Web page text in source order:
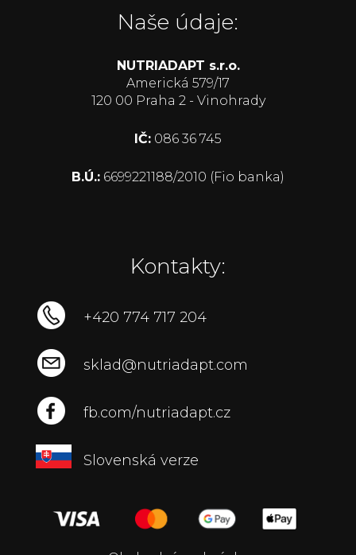
Naše údaje:
NUTRIADAPT s.r.o.
Americká 579/17
120 00 Praha 2 - Vinohrady
IČ: 086 36 745
B.Ú.: 6699221188/2010 (Fio banka)
Kontakty:
+420 774 717 204
sklad@nutriadapt.com
fb.com/nutriadapt.cz
Slovenská verze